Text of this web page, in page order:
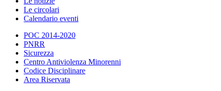
Le circolari
Calendario eventi
POC 2014-2020
PNRR
Sicurezza
Centro Antiviolenza Minorenni
Codice Disciplinare
Area Riservata